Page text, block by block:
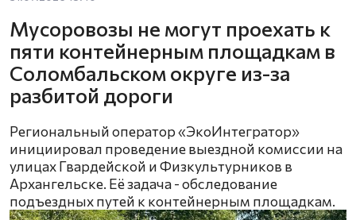
Мусоровозы не могут проехать к
пяти контейнерным площадкам в
Соломбальском округе из-за
разбитой дороги
Региональный оператор «ЭкоИнтегратор»
инициировал проведение выездной комиссии на
улицах Гвардейской и Физкультурников в
Архангельске. Её задача - обследование
подъездных путей к контейнерным площадкам.